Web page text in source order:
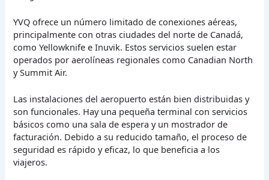
YVQ ofrece un número limitado de conexiones aéreas,
principalmente con otras ciudades del norte de Canadá,
como Yellowknife e Inuvik. Estos servicios suelen estar
operados por aerolíneas regionales como Canadian North
y Summit Air.
Las instalaciones del aeropuerto están bien distribuidas y
son funcionales. Hay una pequeña terminal con servicios
básicos como una sala de espera y un mostrador de
facturación. Debido a su reducido tamaño, el proceso de
seguridad es rápido y eficaz, lo que beneficia a los
viajeros.